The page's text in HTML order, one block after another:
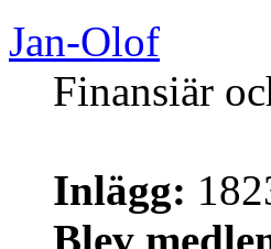
Jan-Olof
Finansiär
Inlägg: